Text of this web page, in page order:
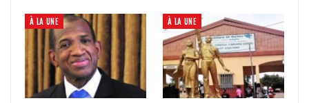
À LA UNE À LA UNE